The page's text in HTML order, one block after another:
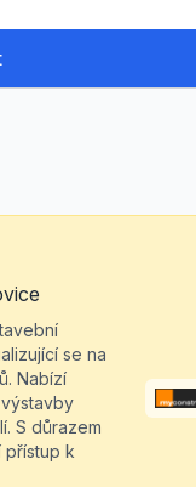
se na
Nabízí
S důrazem
přístup k